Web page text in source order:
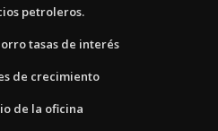
petroleros.
tasas de interés
de crecimiento
de la oficina